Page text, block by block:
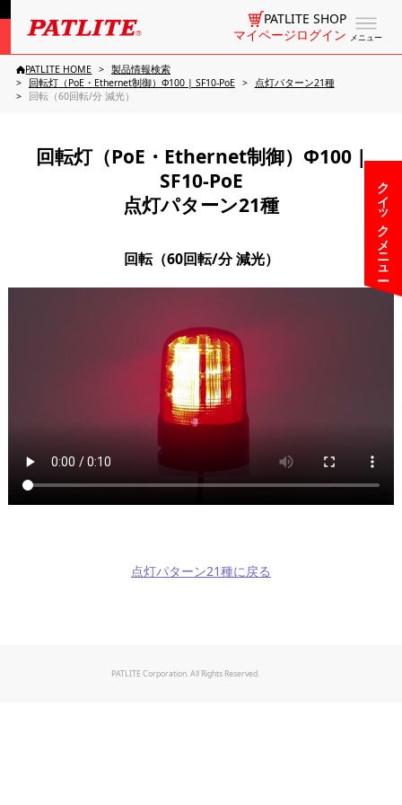
メニュー
PATLITE SHOP
マイページログイン
クイックメニュー
PATLITE HOME
製品情報検索
回転灯（PoE・Ethernet制御）Φ100 | SF10-PoE
点灯パターン21種
回転（60回転/分 減光）
回転灯（PoE・Ethernet制御）Φ100 |
SF10-PoE
点灯パターン21種
回転（60回転/分 減光）
点灯パターン21種に戻る
PATLITE Corporation. All Rights Reserved.